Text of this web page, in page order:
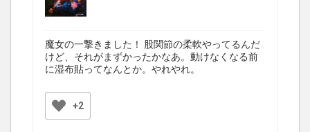
魔女の一撃きました！ 股関節の柔軟やってるんだ
けど、それがまずかったかなあ。動けなくなる前
に湿布貼ってなんとか。やれやれ。
+2